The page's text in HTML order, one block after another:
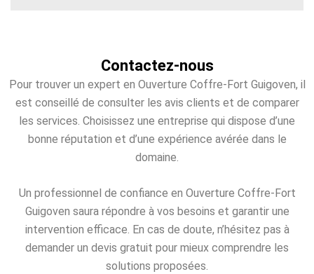
Contactez-nous
Pour trouver un expert en Ouverture Coffre-Fort Guigoven, il
est conseillé de consulter les avis clients et de comparer
les services. Choisissez une entreprise qui dispose d’une
bonne réputation et d’une expérience avérée dans le
domaine.
Un professionnel de confiance en Ouverture Coffre-Fort
Guigoven saura répondre à vos besoins et garantir une
intervention efficace. En cas de doute, n’hésitez pas à
demander un devis gratuit pour mieux comprendre les
solutions proposées.